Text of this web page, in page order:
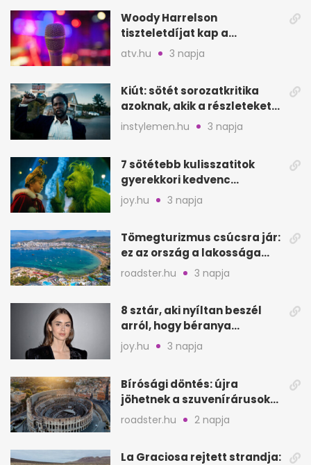
Woody Harrelson
tiszteletdíjat kap a
Szarajevói Filmfesztiválon
atv.hu 3 napja
Kiút: sötét sorozatkritika
azoknak, akik a részleteket
keresik
instylemen.hu 3 napja
7 sötétebb kulisszatitok
gyerekkori kedvenc
filmjeinkről a Joy szerint
joy.hu 3 napja
Tömegturizmus csúcsra jár:
ez az ország a lakossága
kétszeresét fogadja
roadster.hu 3 napja
8 sztár, aki nyíltan beszél
arról, hogy béranya
segítette a családalapítást
joy.hu 3 napja
Bírósági döntés: újra
jöhetnek a szuvenírárusok
Európa ikonikus helyére
roadster.hu 2 napja
La Graciosa rejtett strandja: